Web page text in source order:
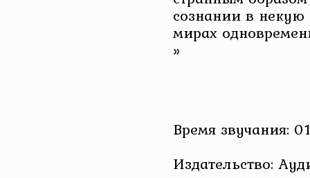
сознании в
мирах
»
Время звучания:
Издательство: